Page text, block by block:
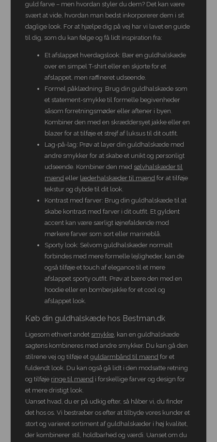
guld farve – men hvordan styler du dem? Det kan være
svært at vide, hvordan man bedst inkorporerer dem i sit
daglige look. For at hjælpe dig på vej har vi lavet en guide
til dig, som du kan følge og få lidt inspiration fra:
Et afslappet hverdagslook: Bær en guldhalskæde
over en simpel T-shirt eller en skjorte for et
afslappet, men raffineret udseende.
Formel påklædning: Brug din guldhalskæde som
et statement-smykke til formelle begivenheder
såsom forretningsmøder eller aftener i byen.
Kombiner den med en skræddersyet jakke eller en
blazer for at tilføje et strejf af luksus til dit outfit.
Lag-på-lag: Prøv at layer din guldhalskæde med
andre smykker for at skabe et unikt og personligt
udseende. Kombiner den med sølvhalskæder til
mænd eller læderhalskæder til mænd for at tilføje
tekstur og dybde til dit look.
Kontrast med farver: Brug din guldhalskæde til at
skabe kontrast med farver i dit outfit. Et gyldent
accent kan være særligt iøjnefaldende mod
mørkere farver som sort eller marineblå.
Sporty look: Selvom guldhalskæder normalt
forbindes med mere formelle lejligheder, kan de
også tilføje et touch af elegance til et mere
afslappet sporty outfit. Prøv at bære den med en
hoodie eller en bomberjakke for et cool og
afslappet look.
Køb din guldhalskæde hos Bestman.dk
Ligesom ethvert andet smykke, kan en guldhalskæde
sagtens kombineres med andre smykker. Du kan gå den
stilrene vej og tilføje etguldarmbånd til mænd for et
fuldendt look. Du kan også gå lidt i den modsatte retning
og tilføje ringe til mænd i forskellige farver og design for
et mere dristigt look.
Uanset hvad, du er på udkig efter, så håber vi, du finder
det hos os. Vi bestræber os efter at tilbyde vores kunder et
stort og varieret sortiment af guldhalskæder i høj kvalitet,
der kombinerer stil, holdbarhed og værdi. Uanset om du